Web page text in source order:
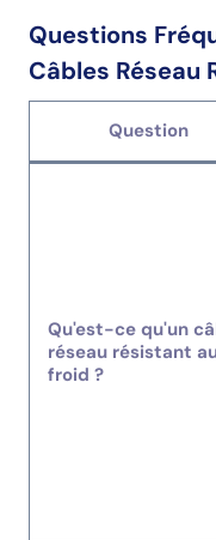
Questions
Câbles Réseau
Question
Qu'est-ce qu'un
réseau résistant
froid ?